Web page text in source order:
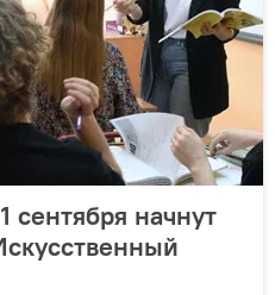
сентября начнут